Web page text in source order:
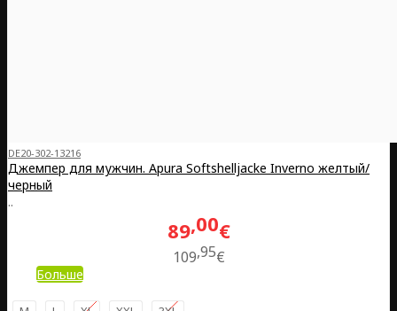
DE20-302-13216
Джемпер для мужчин. Apura Softshelljacke Inverno желтый/
черный
..
89 00€
109 95€
Больше